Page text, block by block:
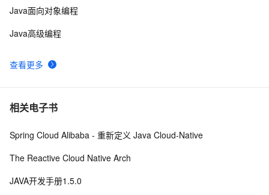
查看更多
Java面向对象编程
Java高级编程
相关电子书
Spring Cloud Alibaba - 重新定义 Java Cloud-Native
The Reactive Cloud Native Arch
JAVA开发手册1.5.0